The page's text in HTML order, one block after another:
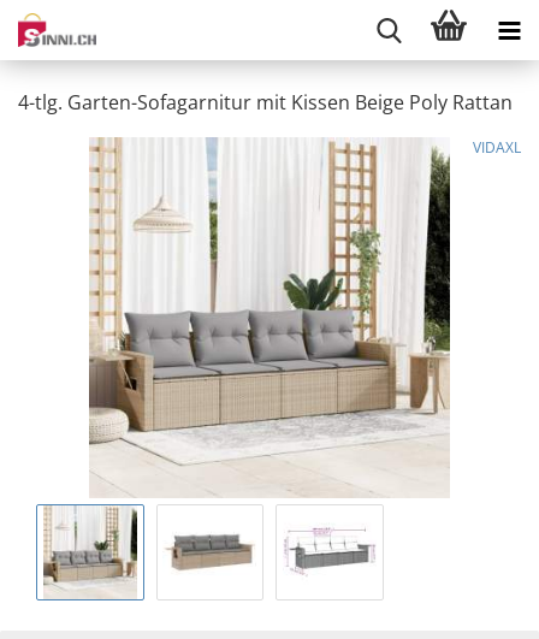
4-tlg. Garten-Sofagarnitur mit Kissen Beige Poly Rattan
VIDAXL